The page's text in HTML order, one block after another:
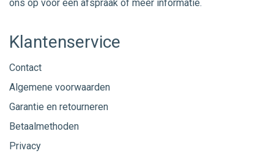
ons op voor een afspraak of meer informatie.
Klantenservice
Contact
Algemene voorwaarden
Garantie en retourneren
Betaalmethoden
Privacy